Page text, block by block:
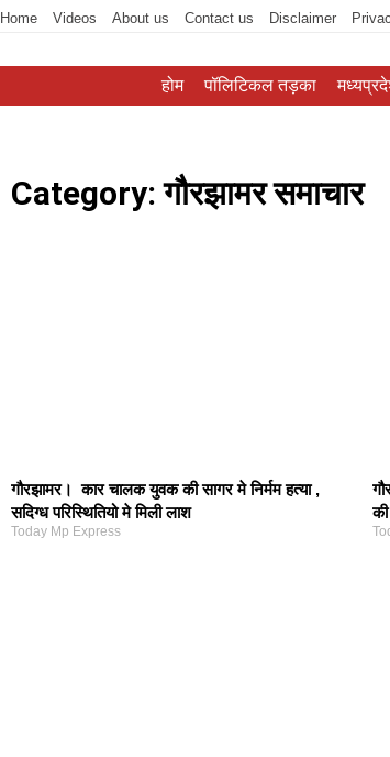
Home Videos About us Contact us Disclaimer
होम पॉलिटिकल तड़का
Category: गौरझामर समाचार
गौरझामर। कार चालक युवक की सागर मे निर्मम हत्या ,
सदिग्ध परिस्थितियो मे मिली लाश
Today Mp Express